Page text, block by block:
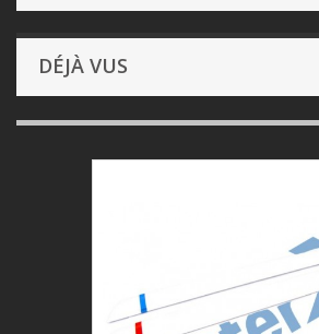
DÉJÀ VUS